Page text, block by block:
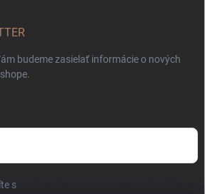
budeme zasielať informácie o nových
s